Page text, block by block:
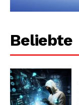
Beliebte